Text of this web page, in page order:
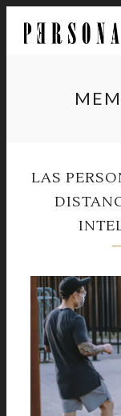
LAS